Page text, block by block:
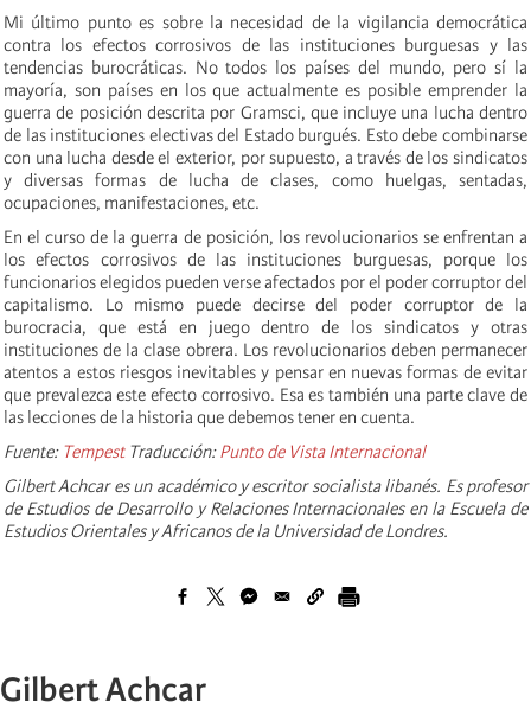
Mi último punto es sobre la necesidad de la vigilancia democrática
contra los efectos corrosivos de las instituciones burguesas y las
tendencias burocráticas. No todos los países del mundo, pero sí la
mayoría, son países en los que actualmente es posible emprender la
guerra de posición descrita por Gramsci, que incluye una lucha dentro
de las instituciones electivas del Estado burgués. Esto debe combinarse
con una lucha desde el exterior, por supuesto, a través de los sindicatos
y diversas formas de lucha de clases, como huelgas, sentadas,
ocupaciones, manifestaciones, etc.
En el curso de la guerra de posición, los revolucionarios se enfrentan a
los efectos corrosivos de las instituciones burguesas, porque los
funcionarios elegidos pueden verse afectados por el poder corruptor del
capitalismo. Lo mismo puede decirse del poder corruptor de la
burocracia, que está en juego dentro de los sindicatos y otras
instituciones de la clase obrera. Los revolucionarios deben permanecer
atentos a estos riesgos inevitables y pensar en nuevas formas de evitar
que prevalezca este efecto corrosivo. Esa es también una parte clave de
las lecciones de la historia que debemos tener en cuenta.
Fuente: Tempest Traducción:Punto de Vista Internacional
Gilbert Achcar es un académico y escritor socialista libanés. Es profesor
de Estudios de Desarrollo y Relaciones Internacionales en la Escuela de
Estudios Orientales y Africanos de la Universidad de Londres.
Gilbert Achcar